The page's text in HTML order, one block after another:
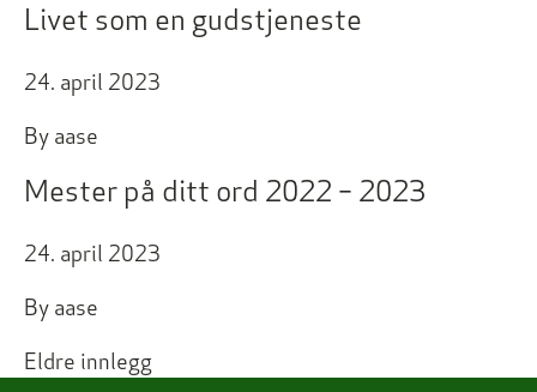
Livet som en gudstjeneste
24. april 2023
By aase
Mester på ditt ord 2022 – 2023
24. april 2023
By aase
Innleggnavigasjon
Eldre innlegg